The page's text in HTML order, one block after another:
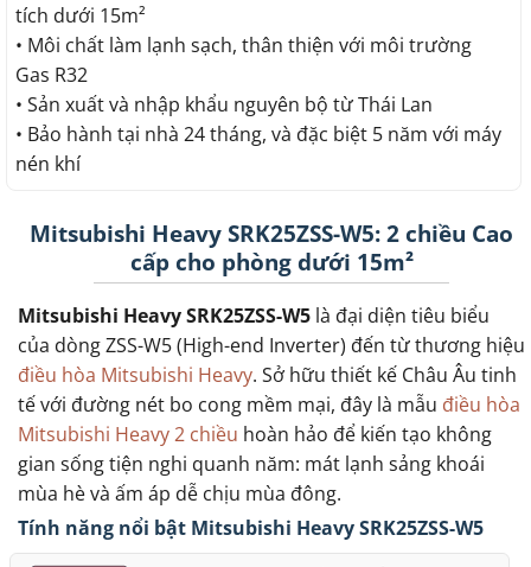
tích dưới 15m²
• Môi chất làm lạnh sạch, thân thiện với môi trường
Gas R32
• Sản xuất và nhập khẩu nguyên bộ từ Thái Lan
• Bảo hành tại nhà 24 tháng, và đặc biệt 5 năm với máy
nén khí
Mitsubishi Heavy SRK25ZSS-W5: 2 chiều Cao
cấp cho phòng dưới 15m²
Mitsubishi Heavy SRK25ZSS-W5 là đại diện tiêu biểu
của dòng ZSS-W5 (High-end Inverter) đến từ thương hiệu
điều hòa Mitsubishi Heavy. Sở hữu thiết kế Châu Âu tinh
tế với đường nét bo cong mềm mại, đây là mẫu điều hòa
Mitsubishi Heavy 2 chiều hoàn hảo để kiến tạo không
gian sống tiện nghi quanh năm: mát lạnh sảng khoái
mùa hè và ấm áp dễ chịu mùa đông.
Tính năng nổi bật Mitsubishi Heavy SRK25ZSS-W5